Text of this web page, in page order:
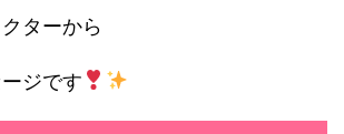
ターから
ジです